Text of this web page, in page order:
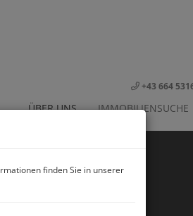
ÜBER UNS IMMOBILIENSUCHE
+43 664
finden Sie in unserer